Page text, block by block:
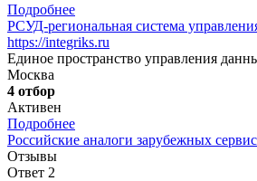
Подробнее
РСУД-региональная система
https://integriks.ru
Единое пространство управления
Москва
4 отбор
Активен
Подробнее
Российские аналоги зарубежных
Отзывы
Ответ 2